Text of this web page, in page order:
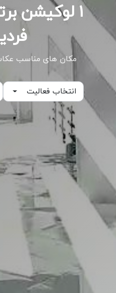
۱ لوکیشن
مکان های مناسب
انتخاب فعالیت